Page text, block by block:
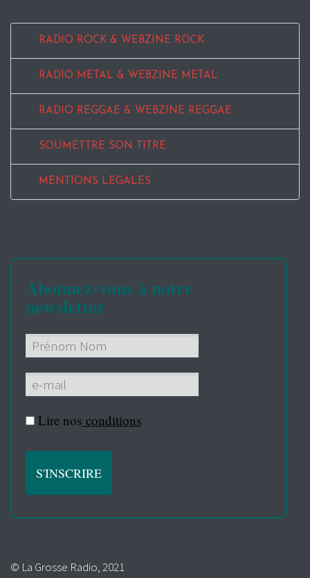
RADIO ROCK & WEBZINE ROCK
RADIO METAL & WEBZINE METAL
RADIO REGGAE & WEBZINE REGGAE
SOUMETTRE SON TITRE
MENTIONS LEGALES
Abonnez-vous à notre
newsletter
Lire nos conditions
© La Grosse Radio, 2021